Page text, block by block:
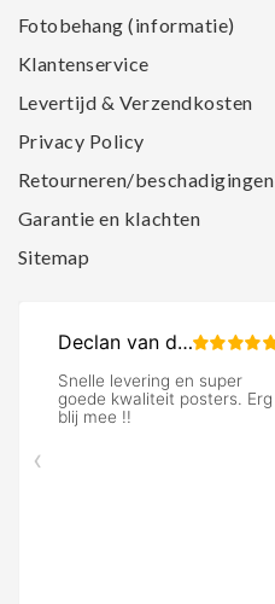
Fotobehang (informatie)
Klantenservice
Levertijd & Verzendkosten
Privacy Policy
Retourneren/beschadigingen
Garantie en klachten
Sitemap